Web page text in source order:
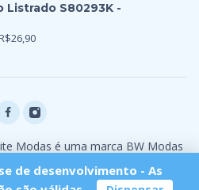
Listrado S80293K -
26,90
Modas é uma marca BW Modas
de desenvolvimento - As